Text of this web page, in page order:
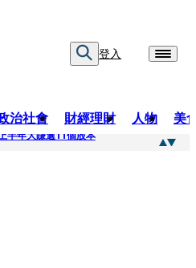
登入
治社會 財經理財 人物 美
半年大賺逾11個股本